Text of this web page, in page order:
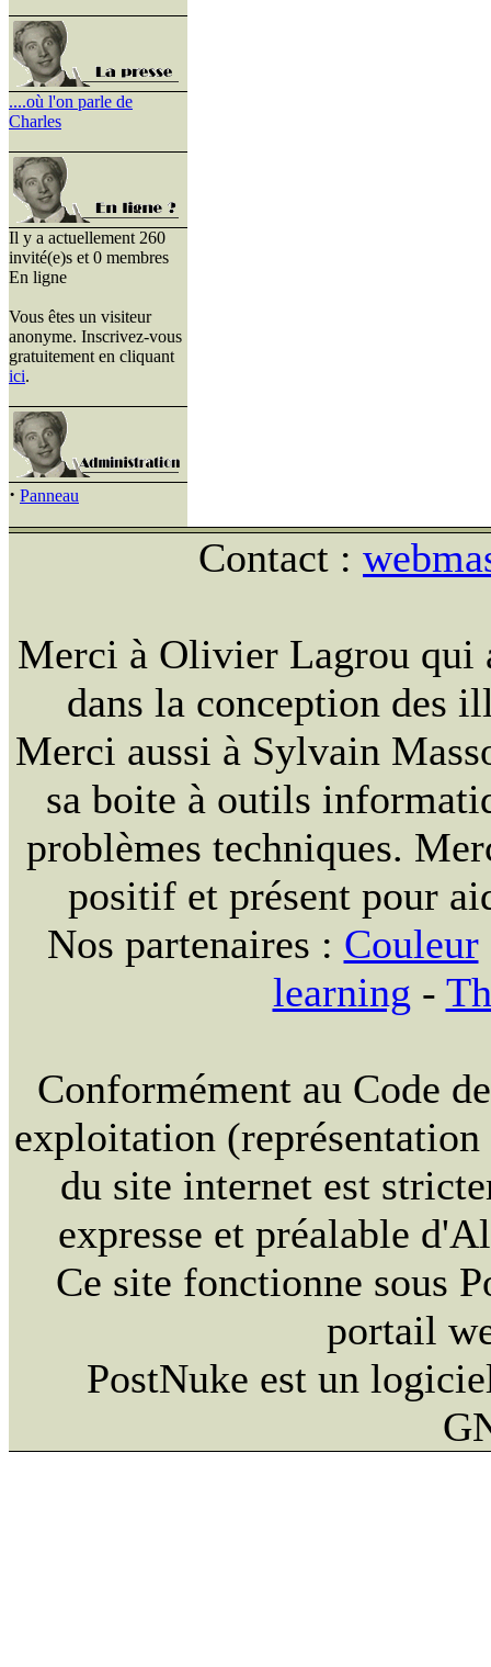
....où l'on parle de
Charles
Il y a actuellement 260
invité(e)s et 0 membres
En ligne
Vous êtes un visiteur
anonyme. Inscrivez-vous
gratuitement en cliquant
ici.
· Panneau
Contact :
Merci à Olivier Lagrou qui
dans la conception des
Merci aussi à Sylvain
sa boite à outils
problèmes techniques.
positif et présent pour
Nos partenaires : Couleur
learning -
Conformément au Code
exploitation
du site internet est
expresse et préalable
Ce site fonctionne sous
portail
PostNuke est un